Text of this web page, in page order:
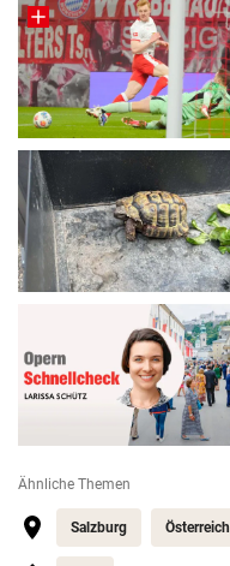
Ähnliche Themen
Salzburg Österreich